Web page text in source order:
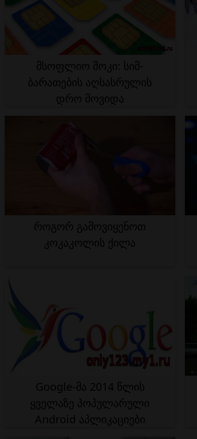
მსოფლიო შოკი: სიმ-
ბარათების აღსასრულის
დრო მოვიდა
როგორ გამოვიყენოთ
კოკაკოლის ქილა
Google-მა 2014 წლის
ყველაზე პოპულარული
Android აპლიკაციები